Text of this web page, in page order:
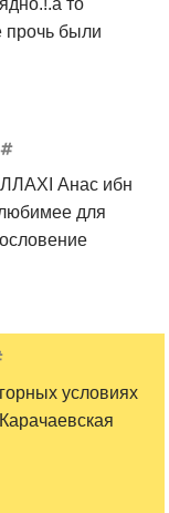
прочь были
Анас ибн
для
условиях